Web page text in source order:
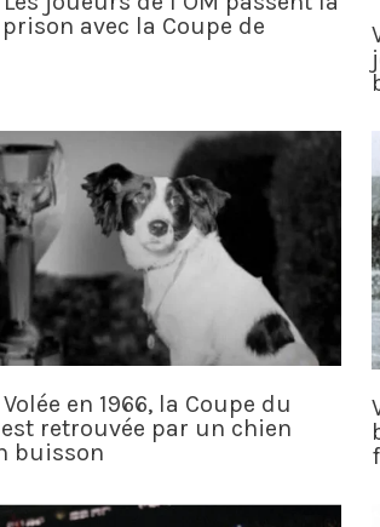
avec la Coupe de
Volée en 1966, la Coupe du
retrouvée par un chien
buisson